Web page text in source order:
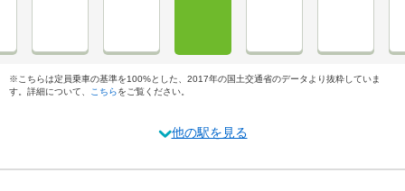
※こちらは定員乗車の基準を100%とした、2017年の国土交通省のデータより抜粋していま
す。詳細について、
こちらをご覧ください。
他の駅を見る